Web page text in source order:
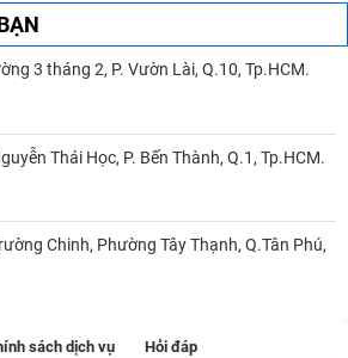
3 tháng 2, P. Vườn Lài, Q.10, Tp.HCM.
Thái Học, P. Bến Thành, Q.1, Tp.HCM.
Chinh, Phường Tây Thạnh, Q.Tân Phú,
sách dịch vụ Hỏi đáp